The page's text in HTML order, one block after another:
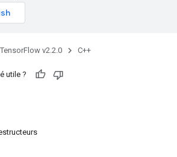
TensorFlow v2.2.0 C++
utile ?